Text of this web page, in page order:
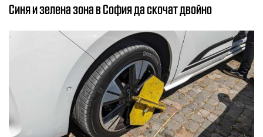
Синя и зелена зона в София да скочат двойно